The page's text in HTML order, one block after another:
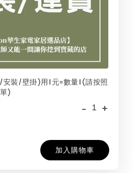
裝/壁掛)用1元=數量1(請按照
)
- +
加入購物車